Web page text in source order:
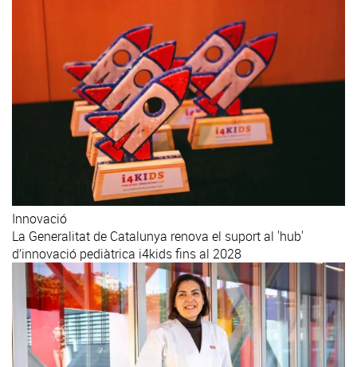
Innovació
La Generalitat de Catalunya renova el suport al 'hub'
d’innovació pediàtrica i4kids fins al 2028